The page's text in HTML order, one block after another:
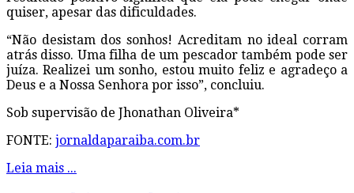
quiser, apesar das dificuldades.
“Não desistam dos sonhos! Acreditam no ideal corram
atrás disso. Uma filha de um pescador também pode ser
juíza. Realizei um sonho, estou muito feliz e agradeço a
Deus e a Nossa Senhora por isso”, concluiu.
Sob supervisão de Jhonathan Oliveira*
FONTE: jornaldaparaiba.com.br
Leia mais ...